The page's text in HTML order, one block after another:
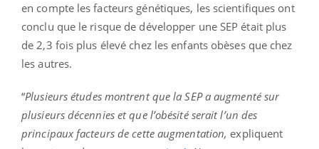
en compte les facteurs génétiques, les scientifiques ont
conclu que le risque de développer une SEP était plus
de 2,3 fois plus élevé chez les enfants obèses que chez
les autres.
“Plusieurs études montrent que la SEP a augmenté sur
plusieurs décennies et que l’obésité serait l’un des
principaux facteurs de cette augmentation, expliquent